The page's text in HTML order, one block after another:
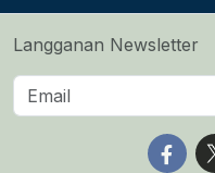
Langganan Newsletter